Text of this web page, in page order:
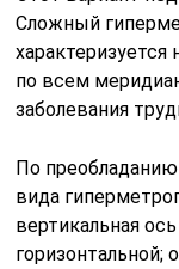
Сложный
по всем
заболевания
По
вида
вертикальная